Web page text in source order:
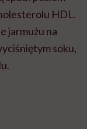
HDL.
jarmużu na
soku,